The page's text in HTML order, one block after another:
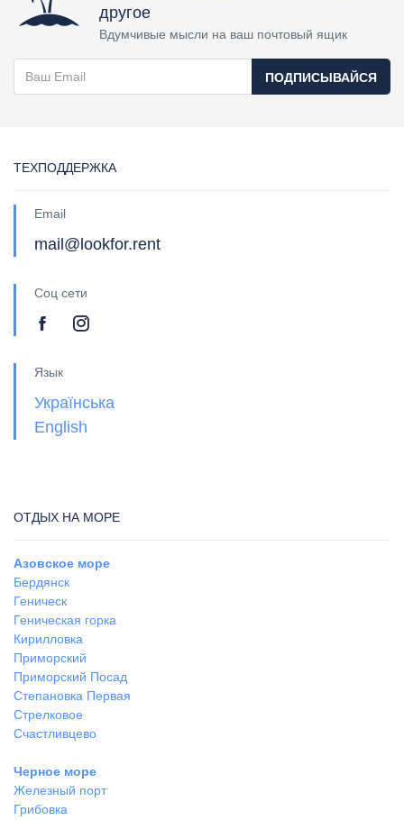
другое
Вдумчивые мысли на ваш почтовый ящик
ПОДПИСЫВАЙСЯ
ТЕХПОДДЕРЖКА
Email
mail@lookfor.rent
Соц сети
Язык
Українська
English
ОТДЫХ НА МОРЕ
Азовское море
Бердянск
Геническ
Геническая горка
Кирилловка
Приморский
Приморский Посад
Степановка Первая
Стрелковое
Счастливцево
Черное море
Железный порт
Грибовка